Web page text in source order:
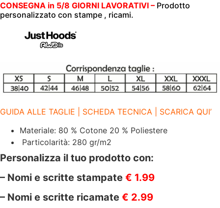
|
JH001I
NEW
CONSEGNA in 5/8 GIORNI LAVORATIVI – Prodotto
personalizzato con stampe , ricami.
GUIDA ALLE TAGLIE | SCHEDA TECNICA | SCARICA QUI’
Materiale: 80 % Cotone 20 % Poliestere
Particolarità: 280 gr/m2
Personalizza il tuo prodotto con:
– Nomi e scritte stampate € 1.99
– Nomi e scritte ricamate € 2.99